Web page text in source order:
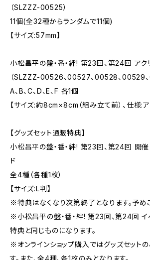
（SLZZZ-00525）
11個(全32種からランダムで11個)
【サイズ:57mm】
小松昌平の盤・番・絆! 第23回、第24回 アク
（SLZZZ-00526、00527、00528、00529、
A、B、C、D、E、F 各1個
【サイズ:約8cm×8cm（組み立て前）、仕様:ア
【グッズセット通販特典】
小松昌平の盤・番・絆! 第23回、第24回 開
ド
全4種（各種1枚）
【サイズ:L判】
※特典はなくなり次第終了となります。予め
※小松昌平の盤・番・絆! 第23回、第24回
特典と同じものになります。
※オンラインショップ購入ではグッズセット
す。また、全4種、各1枚のみとなります。